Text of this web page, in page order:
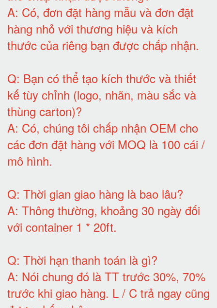
A: Có, đơn đặt hàng mẫu và đơn đặt
hàng nhỏ với thương hiệu và kích
thước của riêng bạn được chấp nhận.
Q: Bạn có thể tạo kích thước và thiết
kế tùy chỉnh (logo, nhãn, màu sắc và
thùng carton)?
A: Có, chúng tôi chấp nhận OEM cho
các đơn đặt hàng với MOQ là 100 cái /
mô hình.
Q: Thời gian giao hàng là bao lâu?
A: Thông thường, khoảng 30 ngày đối
với container 1 * 20ft.
Q: Thời hạn thanh toán là gì?
A: Nói chung đó là TT trước 30%, 70%
trước khi giao hàng. L / C trả ngay cũng